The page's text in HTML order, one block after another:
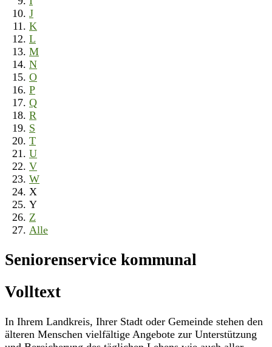
J
K
L
M
N
O
P
Q
R
S
T
U
V
W
X
Y
Z
Alle
Seniorenservice kommunal
Volltext
In Ihrem Landkreis, Ihrer Stadt oder Gemeinde stehen den
älteren Menschen vielfältige Angebote zur Unterstützung